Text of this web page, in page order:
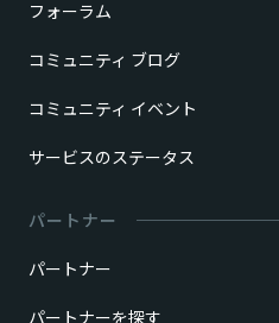
フォーラム
コミュニティ ブログ
コミュニティ イベント
サービスのステータス
パートナー
パートナー
パートナーを探す